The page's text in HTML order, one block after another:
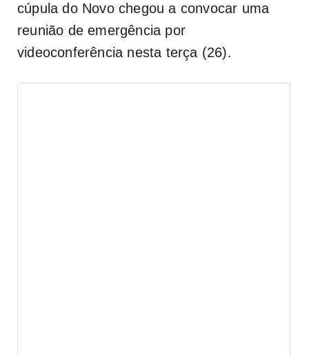
cúpula do Novo chegou a convocar uma
reunião de emergência por
videoconferência nesta terça (26).